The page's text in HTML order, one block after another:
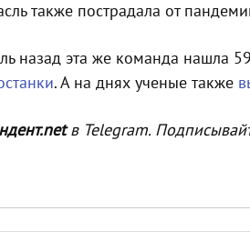
также пострадала от
назад эта же команда нашла
. А на днях ученые также
в Telegram.